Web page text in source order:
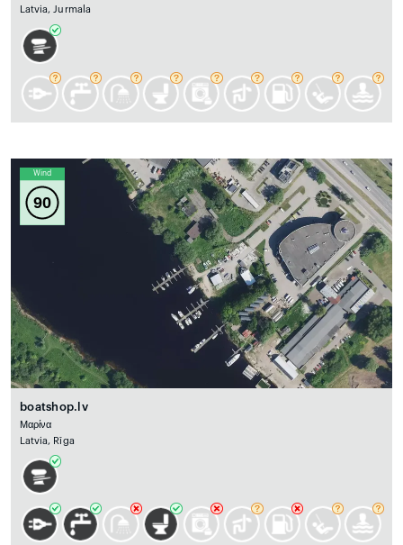
Latvia, Jurmala
Wind
90
boatshop.lv
Μαρίνα
Latvia, Rīga